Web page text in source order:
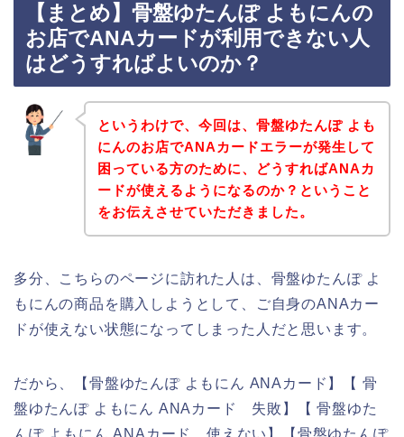
【まとめ】骨盤ゆたんぽ よもにんの
お店でANAカードが利用できない人
はどうすればよいのか？
というわけで、今回は、骨盤ゆたんぽ よも
にんのお店でANAカードエラーが発生して
困っている方のために、どうすればANAカ
ードが使えるようになるのか？ということ
をお伝えさせていただきました。
多分、こちらのページに訪れた人は、骨盤ゆたんぽ よ
もにんの商品を購入しようとして、ご自身のANAカー
ドが使えない状態になってしまった人だと思います。
だから、【骨盤ゆたんぽ よもにん ANAカード】【 骨
盤ゆたんぽ よもにん ANAカード 失敗】【 骨盤ゆた
んぽ よもにん ANAカード 使えない】【骨盤ゆたんぽ